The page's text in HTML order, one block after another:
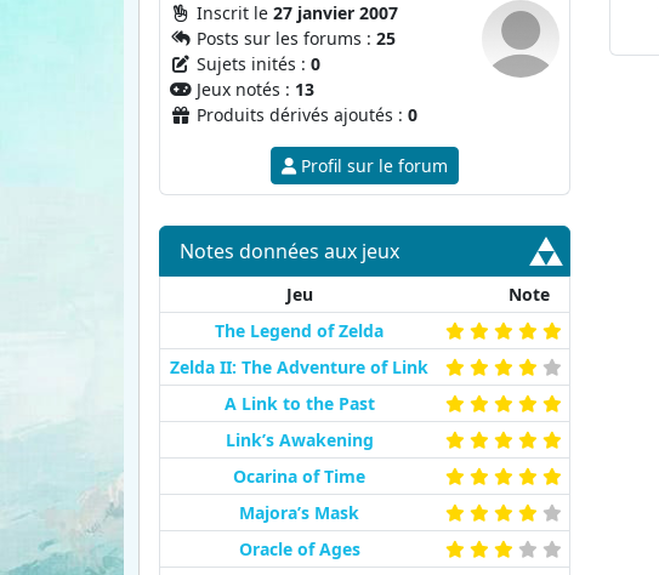
Inscrit le 27 janvier 2007
Posts sur les forums : 25
Sujets inités : 0
Jeux notés : 13
Produits dérivés ajoutés : 0
Profil sur le forum
Notes données aux jeux
Jeu
Note
The Legend of Zelda
Zelda II: The Adventure of Link
A Link to the Past
Link’s Awakening
Ocarina of Time
Majora’s Mask
Oracle of Ages